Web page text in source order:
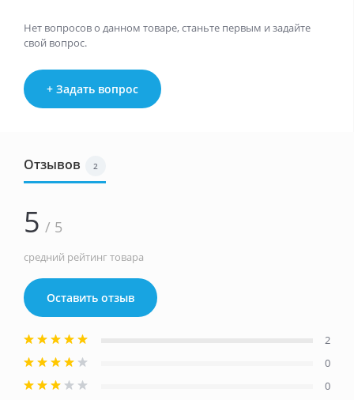
Нет вопросов о данном товаре, станьте первым и задайте
свой вопрос.
+ Задать вопрос
Отзывов 2
5 / 5
средний рейтинг товара
Оставить отзыв
2
0
0